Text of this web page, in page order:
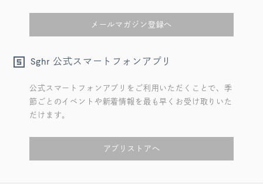
メールマガジン登録へ
Sghr 公式スマートフォンアプリ
公式スマートフォンアプリをご利用いただくことで、季
節ごとのイベントや新着情報を最も早くお受け取りいた
だけます。
アプリストアへ